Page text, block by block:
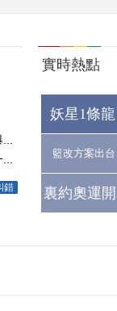
錯
實時熱點
妖星1條
籃改方案出台
裏約奧運